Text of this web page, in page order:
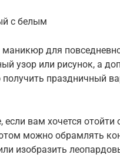
с белым
для
узор или рисунок, а
праздничный
если вам хочется
можно обрамлять
изобразить